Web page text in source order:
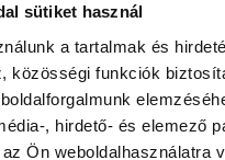
sütiket használ
a tartalmak és
közösségi funkciók
, hirdető- és elemező
Ön weboldalhasználatra